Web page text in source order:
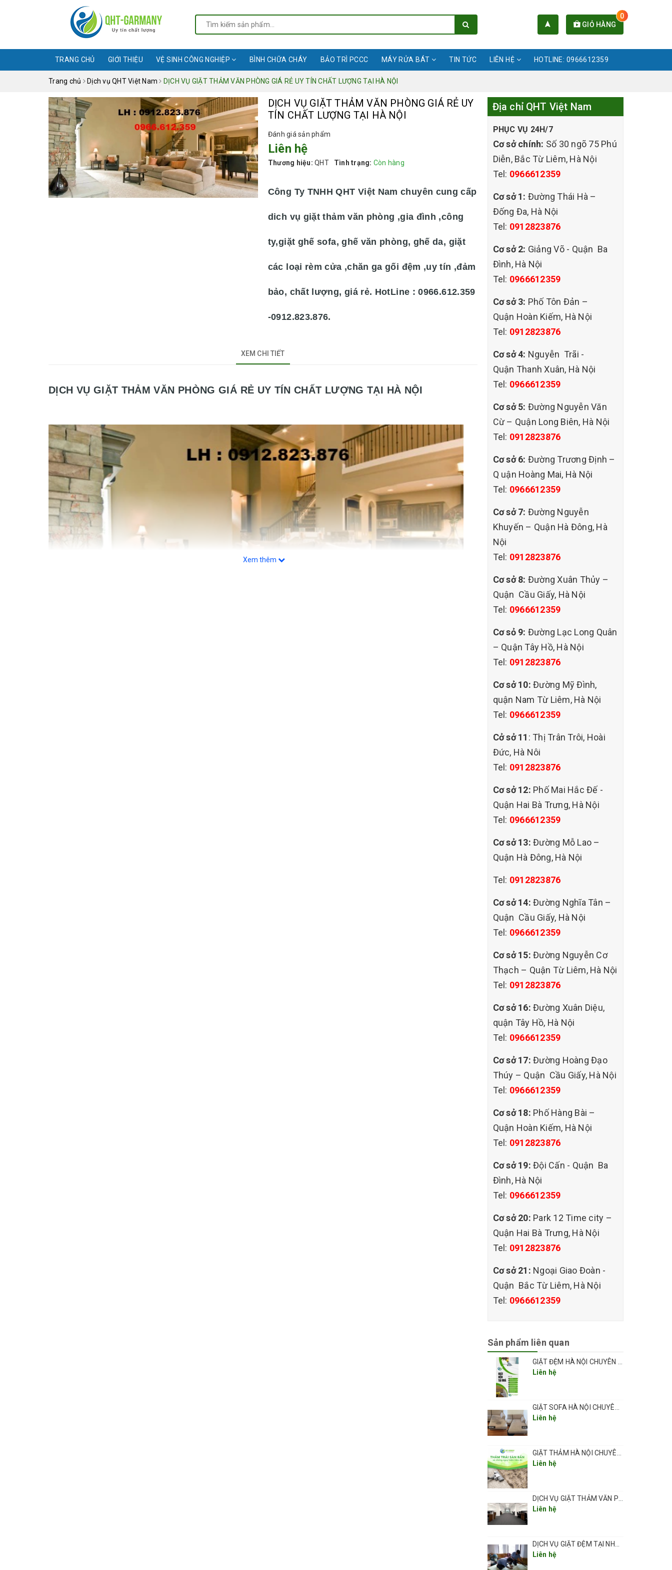
GIỎ HÀNG
0
TRANG CHỦ GIỚI THIỆU VỆ SINH CÔNG NGHIỆP BÌNH CHỮA CHÁY BẢO TRÌ PCCC MÁY RỬA BÁT TIN TỨC LIÊN HỆ HOTLINE: 0966612359
Trang chủ Dịch vụ QHT Việt Nam DỊCH VỤ GIẶT THẢM VĂN PHÒNG GIÁ RẺ UY TÍN CHẤT LƯỢNG TẠI HÀ NỘI
DỊCH VỤ GIẶT THẢM VĂN PHÒNG GIÁ RẺ UY
TÍN CHẤT LƯỢNG TẠI HÀ NỘI
Đánh giá sản phẩm
Liên hệ
Thương hiệu: QHT Tình trạng: Còn hàng
Công Ty TNHH QHT Việt Nam chuyên cung cấp
dich vụ giặt thảm văn phòng ,gia đình ,công
ty,giặt ghế sofa, ghế văn phòng, ghế da, giặt
các loại rèm cửa ,chăn ga gối đệm ,uy tín ,đảm
bảo, chất lượng, giá rẻ. HotLine : 0966.612.359
-0912.823.876.
XEM CHI TIẾT
DỊCH VỤ GIẶT THẢM VĂN PHÒNG GIÁ RẺ UY TÍN CHẤT LƯỢNG TẠI HÀ NỘI
Xem thêm
Địa chỉ QHT Việt Nam
PHỤC VỤ 24H/7
Cơ sở chính: Số 30 ngõ 75 Phú
Diễn, Bắc Từ Liêm, Hà Nội
Tel: 0966612359
Cơ sở 1: Đường Thái Hà –
Đống Đa, Hà Nội
Tel: 0912823876
Cơ sở 2: Giảng Võ - Quận Ba
Đình, Hà Nội
Tel: 0966612359
Cơ sở 3: Phố Tôn Đản –
Quận Hoàn Kiếm, Hà Nội
Tel: 0912823876
Cơ sở 4: Nguyễn Trãi -
Quận Thanh Xuân, Hà Nội
Tel: 0966612359
Cơ sở 5: Đường Nguyễn Văn
Cừ – Quận Long Biên, Hà Nội
Tel: 0912823876
Cơ sở 6: Đường Trương Định –
Q uận Hoàng Mai, Hà Nội
Tel: 0966612359
Cơ sở 7: Đường Nguyễn
Khuyến – Quận Hà Đông, Hà
Nội
Tel: 0912823876
Cơ sở 8: Đường Xuân Thủy –
Quận Cầu Giấy, Hà Nội
Tel: 0966612359
Cơ sỏ 9: Đường Lạc Long Quân
– Quận Tây Hồ, Hà Nội
Tel: 0912823876
Cơ sở 10: Đường Mỹ Đình,
quận Nam Từ Liêm, Hà Nội
Tel: 0966612359
Cở sở 11 : Thị Trân Trôi, Hoài
Đức, Hà Nôi
Tel: 0912823876
Cơ sở 12: Phố Mai Hắc Đế -
Quận Hai Bà Trưng, Hà Nội
Tel: 0966612359
Cơ sở 13: Đường Mỗ Lao –
Quận Hà Đông, Hà Nội
Tel: 0912823876
Cơ sở 14: Đường Nghĩa Tân –
Quận Cầu Giấy, Hà Nội
Tel: 0966612359
Cơ sở 15: Đường Nguyễn Cơ
Thạch – Quận Từ Liêm, Hà Nội
Tel: 0912823876
Cơ sở 16: Đường Xuân Diệu,
quận Tây Hồ, Hà Nội
Tel: 0966612359
Cơ sở 17: Đường Hoàng Đạo
Thúy – Quận Cầu Giấy, Hà Nội
Tel: 0966612359
Cơ sở 18: Phố Hàng Bài –
Quận Hoàn Kiếm, Hà Nội
Tel: 0912823876
Cơ sở 19: Đội Cấn - Quận Ba
Đình, Hà Nội
Tel: 0966612359
Cơ sở 20: Park 12 Time city –
Quận Hai Bà Trưng, Hà Nội
Tel: 0912823876
Cơ sở 21: Ngoại Giao Đoàn -
Quận Bắc Từ Liêm, Hà Nội
Tel: 0966612359
Sản phẩm liên quan
Liên hệ
Liên hệ
Liên hệ
Liên hệ
Liên hệ